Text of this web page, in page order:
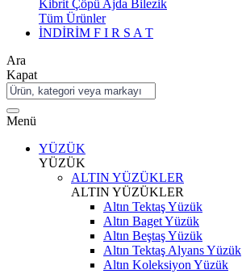
Kibrit Çöpü Ajda Bilezik
Tüm Ürünler
İNDİRİM F I R S A T
Ara
Kapat
Menü
YÜZÜK
YÜZÜK
ALTIN YÜZÜKLER
ALTIN YÜZÜKLER
Altın Tektaş Yüzük
Altın Baget Yüzük
Altın Beştaş Yüzük
Altın Tektaş Alyans Yüzük
Altın Koleksiyon Yüzük